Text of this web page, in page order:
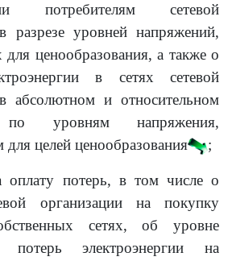
потребителям сетевой
разрезе уровней напряжений,
для ценообразования, а также о
в сетях сетевой
абсолютном и относительном
по уровням напряжения,
целей ценообразования
;
оплату потерь, в том числе о
организации на покупку
сетях, об уровне
потерь электроэнергии на